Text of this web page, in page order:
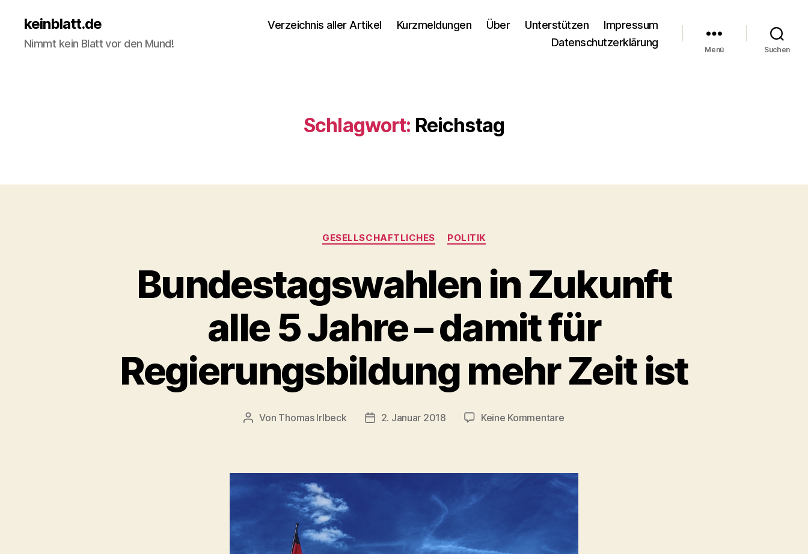
keinblatt.de
Nimmt kein Blatt vor den Mund!
Verzeichnis aller Artikel Kurzmeldungen Über Unterstützen
Impressum
Datenschutzerklärung
Menü Suchen
Schlagwort: Reichstag
Kategorien
GESELLSCHAFTLICHES POLITIK
Bundestagswahlen in Zukunft
alle 5 Jahre – damit für
Regierungsbildung mehr Zeit ist
Beitragsautor
Von Thomas Irlbeck Veröffentlichungsdatum
2. Januar 2018 Keine Kommentarezu
alle
5